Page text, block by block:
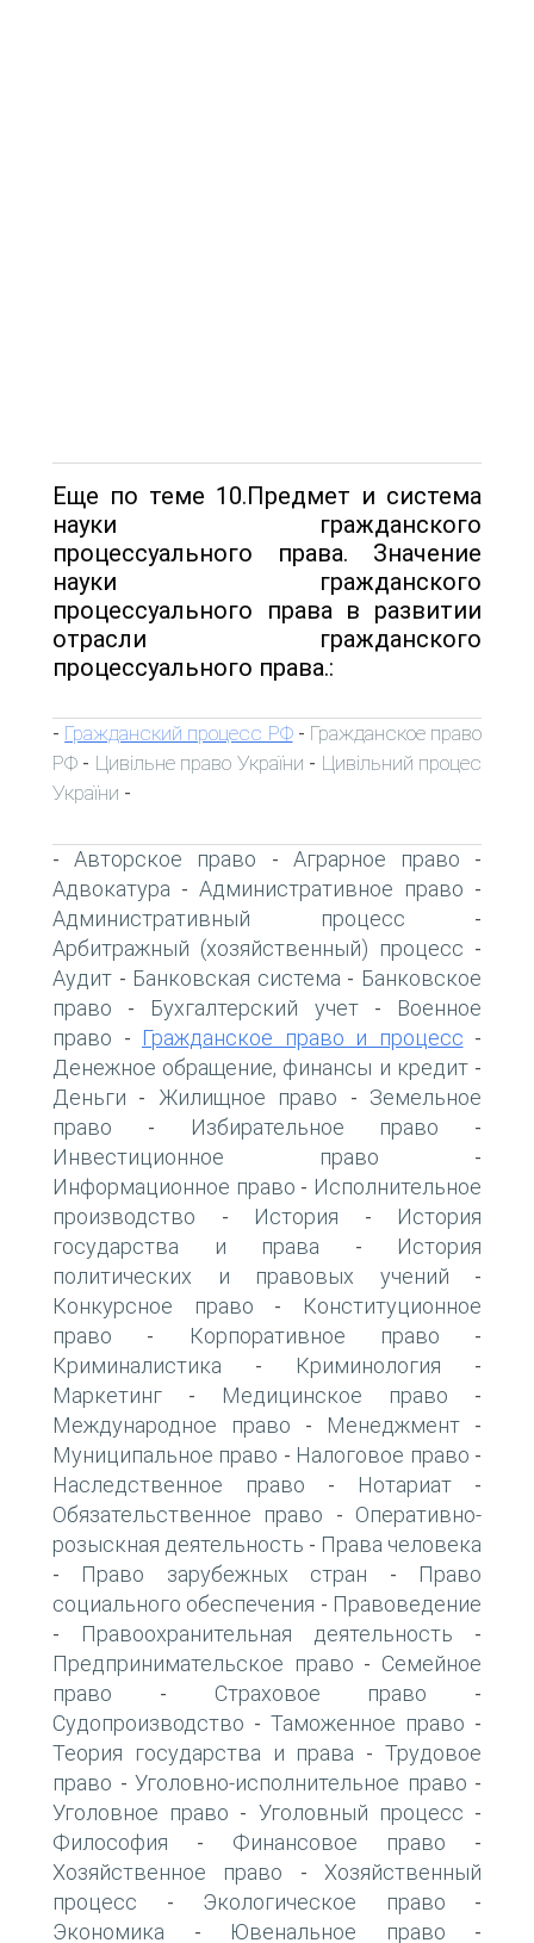
Еще по теме 10.Предмет и система
науки гражданского
процессуального права. Значение
науки гражданского
процессуального права в развитии
отрасли гражданского
процессуального права.:
- Гражданский процесс РФ- Гражданское право
РФ - Цивільне право України - Цивільний процес
України -
-Авторское право - Аграрное право -
Адвокатура - Административное право -
Административный процесс -
Арбитражный (хозяйственный) процесс -
Аудит - Банковская система - Банковское
право - Бухгалтерский учет-
Военное
право - Гражданское право и процесс -
Денежное обращение, финансы и кредит-
Деньги - Жилищное право - Земельное
право - Избирательное право -
Инвестиционное право -
Информационное право - Исполнительное
производство - История -
История
государства и права -
История
политических и правовых учений -
Конкурсное право -
Конституционное
право - Корпоративное право -
Криминалистика - Криминология -
Маркетинг - Медицинское право -
Международное право - Менеджмент -
Муниципальное право - Налоговое право -
Наследственное право - Нотариат -
Обязательственное право - Оперативно-
розыскная деятельность - Права человека
- Право зарубежных стран -
Право
социального обеспечения - Правоведение
- Правоохранительная деятельность -
Предпринимательское право - Семейное
право - Страховое право -
Судопроизводство - Таможенное право -
Теория государства и права -Трудовое
право - Уголовно-исполнительное право -
Уголовное право - Уголовный процесс -
Философия - Финансовое право -
Хозяйственное право - Хозяйственный
процесс - Экологическое право -
Экономика - Ювенальное право -